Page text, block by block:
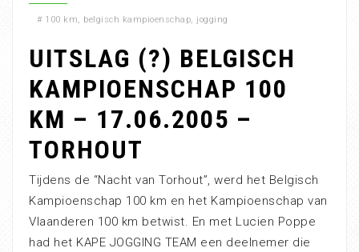
# 100 km, belgisch kampioenschap, jogging
UITSLAG (?) BELGISCH
KAMPIOENSCHAP 100
KM – 17.06.2005 –
TORHOUT
Tijdens de “Nacht van Torhout”, werd het Belgisch
Kampioenschap 100 km en het Kampioenschap van
Vlaanderen 100 km betwist. En met Lucien Poppe
had het KAPE JOGGING TEAM een deelnemer die